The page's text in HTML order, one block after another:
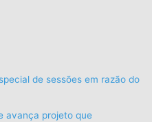
de sessões em razão do
avança projeto que